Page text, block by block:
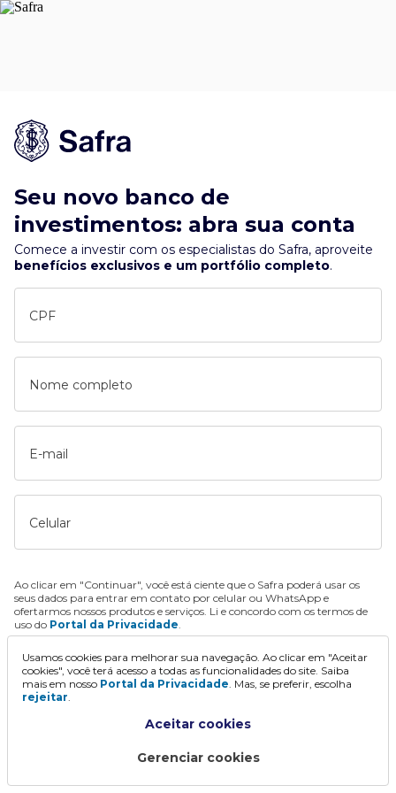
Seu novo banco de
investimentos: abra sua conta
Comece a investir com os especialistas do Safra, aproveite
benefícios exclusivos e um portfólio completo.
CPF
Nome completo
E-mail
Celular
Ao clicar em "Continuar", você está ciente que o Safra poderá usar os
seus dados para entrar em contato por celular ou WhatsApp e
ofertarmos nossos produtos e serviços. Li e concordo com os termos de
uso do Portal da Privacidade.
Continuar
Usamos cookies para melhorar sua navegação. Ao clicar em "Aceitar
cookies", você terá acesso a todas as funcionalidades do site. Saiba
mais em nosso Portal da Privacidade. Mas, se preferir, escolha
rejeitar.
Aceitar cookies
Gerenciar cookies